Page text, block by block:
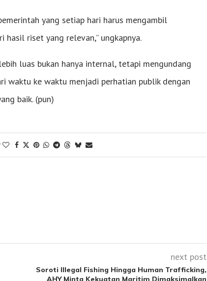
yang setiap hari harus mengambil
riset yang relevan,” ungkapnya.
luas bukan hanya internal, tetapi mengundang
waktu ke waktu menjadi perhatian publik dengan
baik. (pun)
next post
Soroti Illegal Fishing Hingga Human Trafficking,
AHY Minta Kekuatan Maritim Dimaksimalkan